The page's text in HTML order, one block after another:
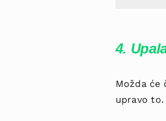
4.
Možda će
upravo to.